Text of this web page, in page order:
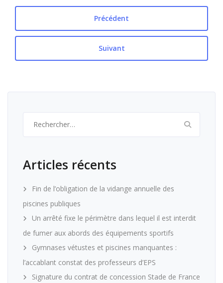
Précédent
Suivant
Articles récents
Fin de l’obligation de la vidange annuelle des
piscines publiques
Un arrêté fixe le périmètre dans lequel il est interdit
de fumer aux abords des équipements sportifs
Gymnases vétustes et piscines manquantes :
l’accablant constat des professeurs d’EPS
Signature du contrat de concession Stade de France